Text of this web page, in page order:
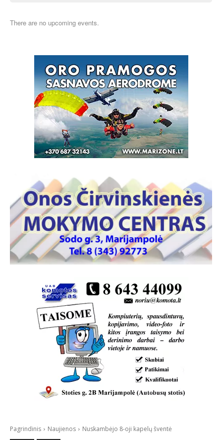
There are no upcoming events.